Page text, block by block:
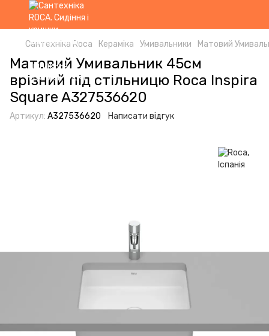
Сантехніка Roca Кераміка Умивальники Матовий
Матовий Умивальник 45см
врізний під стільницю Roca Inspira
Square A327536620
Артикул: A327536620 Написати відгук